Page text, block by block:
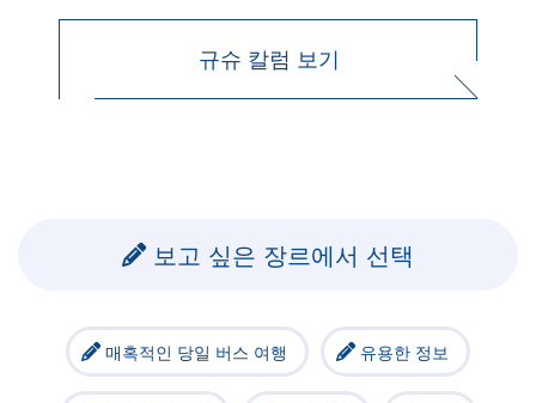
규슈 칼럼 보기
보고 싶은 장르에서 선택
매혹적인 당일 버스 여행 유용한 정보